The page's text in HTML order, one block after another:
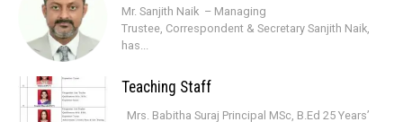
Mr. Sanjith Naik – Managing
Trustee, Correspondent & Secretary Sanjith Naik,
has...
Teaching Staff
Mrs. Babitha Suraj Principal MSc, B.Ed 25 Years’